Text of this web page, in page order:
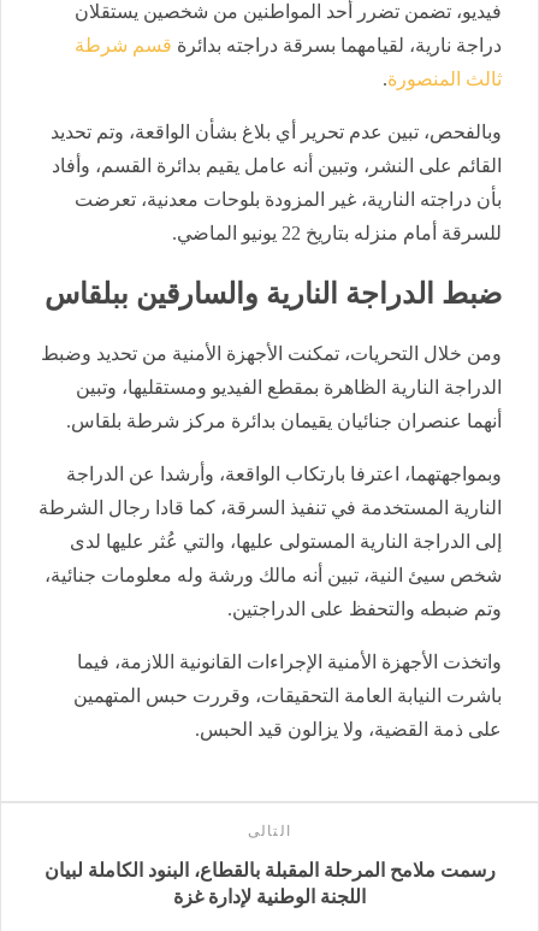
فيديو، تضمن تضرر أحد المواطنين من شخصين يستقلان
دراجة نارية، لقيامهما بسرقة دراجته بدائرة قسم شرطة
ثالث المنصورة.
وبالفحص، تبين عدم تحرير أي بلاغ بشأن الواقعة، وتم تحديد
القائم على النشر، وتبين أنه عامل يقيم بدائرة القسم، وأفاد
بأن دراجته النارية، غير المزودة بلوحات معدنية، تعرضت
للسرقة أمام منزله بتاريخ 22 يونيو الماضي.
ضبط الدراجة النارية والسارقين ببلقاس
ومن خلال التحريات، تمكنت الأجهزة الأمنية من تحديد وضبط
الدراجة النارية الظاهرة بمقطع الفيديو ومستقليها، وتبين
أنهما عنصران جنائيان يقيمان بدائرة مركز شرطة بلقاس.
وبمواجهتهما، اعترفا بارتكاب الواقعة، وأرشدا عن الدراجة
النارية المستخدمة في تنفيذ السرقة، كما قادا رجال الشرطة
إلى الدراجة النارية المستولى عليها، والتي عُثر عليها لدى
شخص سيئ النية، تبين أنه مالك ورشة وله معلومات جنائية،
وتم ضبطه والتحفظ على الدراجتين.
واتخذت الأجهزة الأمنية الإجراءات القانونية اللازمة، فيما
باشرت النيابة العامة التحقيقات، وقررت حبس المتهمين
على ذمة القضية، ولا يزالون قيد الحبس.
التالى
رسمت ملامح المرحلة المقبلة بالقطاع، البنود الكاملة لبيان
اللجنة الوطنية لإدارة غزة